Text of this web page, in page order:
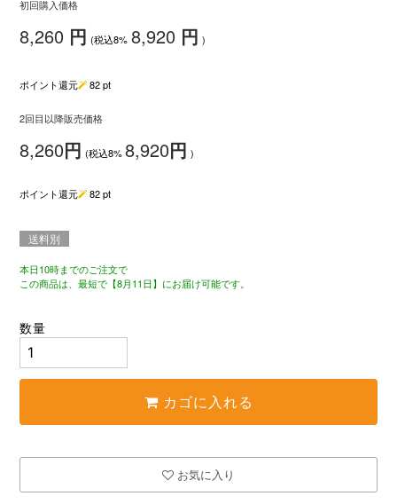
初回購入価格
8,260 円 (税込8% 8,920 円 )
ポイント還元 82pt
2回目以降販売価格
8,260円 (税込8%8,920円 )
ポイント還元 82pt
送料別
本日10時までのご注文で
この商品は、最短で【8月11日】にお届け可能です。
数量
カゴに入れる
お気に入り